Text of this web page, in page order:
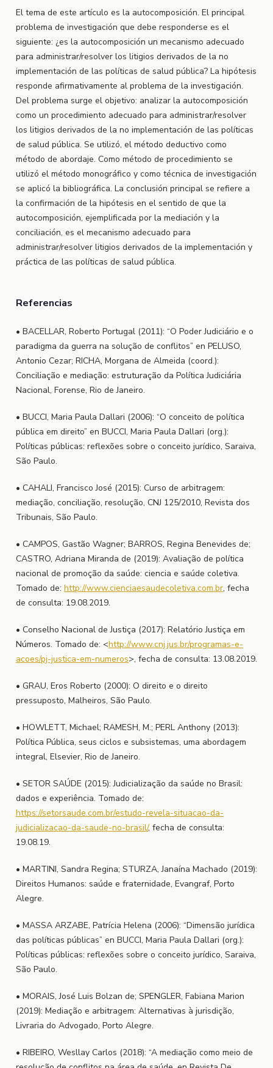
El tema de este artículo es la autocomposición. El principal
problema de investigación que debe responderse es el
siguiente: ¿es la autocomposición un mecanismo adecuado
para administrar/resolver los litigios derivados de la no
implementación de las políticas de salud pública? La hipótesis
responde afirmativamente al problema de la investigación.
Del problema surge el objetivo: analizar la autocomposición
como un procedimiento adecuado para administrar/resolver
los litigios derivados de la no implementación de las políticas
de salud pública. Se utilizó, el método deductivo como
método de abordaje. Como método de procedimiento se
utilizó el método monográfico y como técnica de investigación
se aplicó la bibliográfica. La conclusión principal se refiere a
la confirmación de la hipótesis en el sentido de que la
autocomposición, ejemplificada por la mediación y la
conciliación, es el mecanismo adecuado para
administrar/resolver litigios derivados de la implementación y
práctica de las políticas de salud pública.
Referencias
• BACELLAR, Roberto Portugal (2011): “O Poder Judiciário e o
paradigma da guerra na solução de conflitos” en PELUSO,
Antonio Cezar; RICHA, Morgana de Almeida (coord.):
Conciliação e mediação: estruturação da Política Judiciária
Nacional, Forense, Rio de Janeiro.
• BUCCI, Maria Paula Dallari (2006): “O conceito de política
pública em direito” en BUCCI, Maria Paula Dallari (org.):
Políticas públicas: reflexões sobre o conceito jurídico, Saraiva,
São Paulo.
• CAHALI, Francisco José (2015): Curso de arbitragem:
mediação, conciliação, resolução, CNJ 125/2010, Revista dos
Tribunais, São Paulo.
• CAMPOS, Gastão Wagner; BARROS, Regina Benevides de;
CASTRO, Adriana Miranda de (2019): Avaliação de política
nacional de promoção da saúde: ciencia e saúde coletiva.
Tomado de: http://www.cienciaesaudecoletiva.com.br, fecha
de consulta: 19.08.2019.
• Conselho Nacional de Justiça (2017): Relatório Justiça em
Números. Tomado de: <http://www.cnj.jus.br/programas-e-
acoes/pj-justica-em-numeros>, fecha de consulta: 13.08.2019.
• GRAU, Eros Roberto (2000): O direito e o direito
pressuposto, Malheiros, São Paulo.
• HOWLETT, Michael; RAMESH, M.; PERL Anthony (2013):
Política Pública, seus ciclos e subsistemas, uma abordagem
integral, Elsevier, Rio de Janeiro.
• SETOR SAÚDE (2015): Judicialização da saúde no Brasil:
dados e experiência. Tomado de:
https://setorsaude.com.br/estudo-revela-situacao-da-
judicializacao-da-saude-no-brasil/, fecha de consulta:
19.08.19.
• MARTINI, Sandra Regina; STURZA, Janaína Machado (2019):
Direitos Humanos: saúde e fraternidade, Evangraf, Porto
Alegre.
• MASSA ARZABE, Patrícia Helena (2006): “Dimensão jurídica
das políticas públicas” en BUCCI, Maria Paula Dallari (org.):
Políticas públicas: reflexões sobre o conceito jurídico, Saraiva,
São Paulo.
• MORAIS, José Luis Bolzan de; SPENGLER, Fabiana Marion
(2019): Mediação e arbitragem: Alternativas à jurisdição,
Livraria do Advogado, Porto Alegre.
• RIBEIRO, Wesllay Carlos (2018): “A mediação como meio de